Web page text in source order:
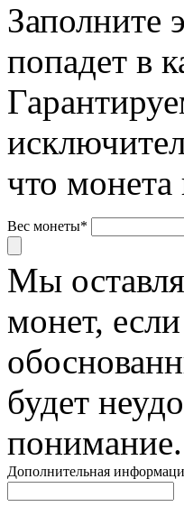
Заполните
попадет в
что
Вес монеты*
Мы
монет,
будет
понимание.
Дополнительная